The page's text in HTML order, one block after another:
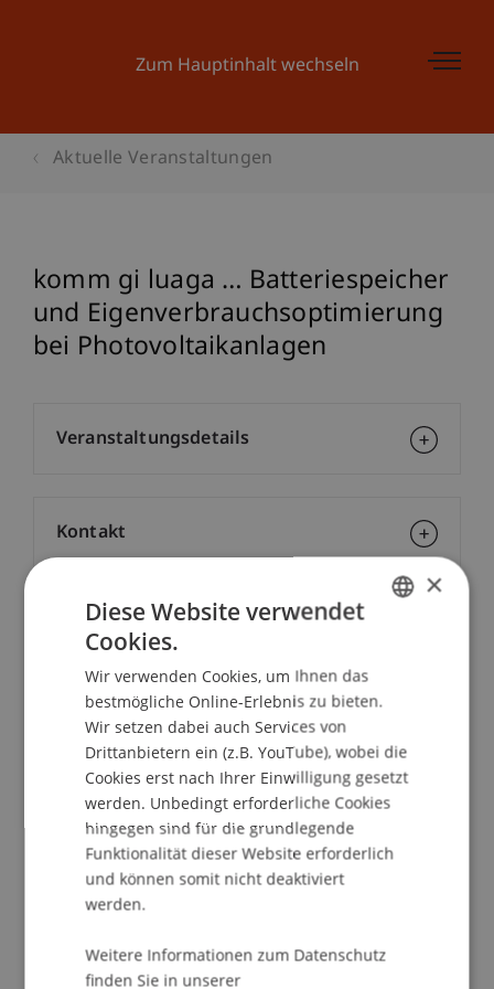
Zum Hauptinhalt wechseln
Aktuelle Veranstaltungen
komm gi luaga … Batteriespeicher
und Eigenverbrauchsoptimierung
bei Photovoltaikanlagen
School/Professur:
Wie optimiere ich meine Photovoltaikanlage nach
Ablauf der Einspeisevergütung?
> Batteriespeicher
> Eigenverbrauchsoptimierung (Smart Home)
> Eigenverbrauchsgemeinschaften inkl. den
Möglichkeiten der Sektorkoppelung
Batteriespeicher)
Veranstaltungsdetails
Kontakt
×
Diese Website verwendet
Cookies.
Wir verwenden Cookies, um Ihnen das
bestmögliche Online-Erlebnis zu bieten.
Wir setzen dabei auch Services von
Drittanbietern ein (z.B. YouTube), wobei die
Cookies erst nach Ihrer Einwilligung gesetzt
werden. Unbedingt erforderliche Cookies
hingegen sind für die grundlegende
Funktionalität dieser Website erforderlich
und können somit nicht deaktiviert
werden.
Weitere Informationen zum Datenschutz
finden Sie in unserer